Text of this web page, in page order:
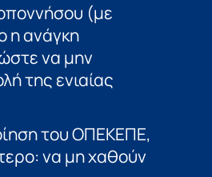
(με
η ανάγκη
να μην
της ενιαίας
του ΟΠΕΚΕΠΕ,
να μη χαθούν